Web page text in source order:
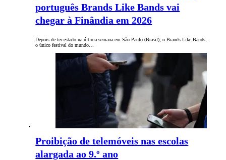
português Brands Like Bands vai
chegar à Finândia em 2026
Depois de ter estado na última semana em São Paulo (Brasil), o Brands Like Bands,
o único festival do mundo…
Proibição de telemóveis nas escolas
alargada ao 9.º ano